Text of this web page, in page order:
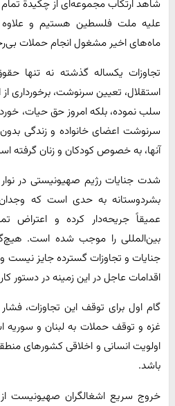
شاهد ارتکاب مجموعه‌ای از چکیدة
علیه ملت فلسطین هستیم و علاوه
ماه‌های اخیر مشغول انجام حملات
تجاوزات یکساله گذشته نه تنها
استقلال، تعیین سرنوشت، برخورداری از
سلب نموده، بلکه امروز حق حیات،
سرنوشت اعضای خانواده و زندگی بدون
آنها، به خصوص کودکان و زنان گرفته
شدت جنایات رژیم صهیونیستی در
بشردوستانه به حدی است که
عمیقاً جریحه‌دار کرده و اعتراض
بین‌المللی را موجب شده است.
جنایات و تجاوزات گسترده جایز نیست
اقدامات عاجل در این زمینه در دستور کار
گام اول برای توقف این تجاوزات،
غزه و توقف حملات به لبنان و
اولویت انسانی و اخلاقی کشورهای
باشد.
خروج سریع اشغالگران صهیونیست